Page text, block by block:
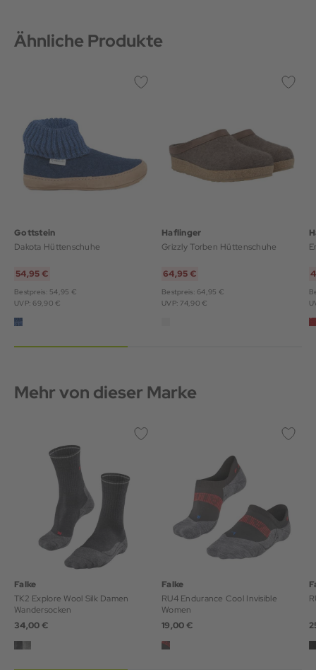
Ähnliche Produkte
Gottstein
Dakota Hüttenschuhe
54,95 €
Bestpreis: 54,95 €
UVP: 69,90 €
Haflinger
Grizzly Torben Hüttenschuhe
64,95 €
Bestpreis: 64,95 €
UVP: 74,90 €
Mehr von dieser Marke
Falke
TK2 Explore Wool Silk Damen
Wandersocken
34,00 €
Falke
RU4 Endurance Cool Invisible
Women
19,00 €